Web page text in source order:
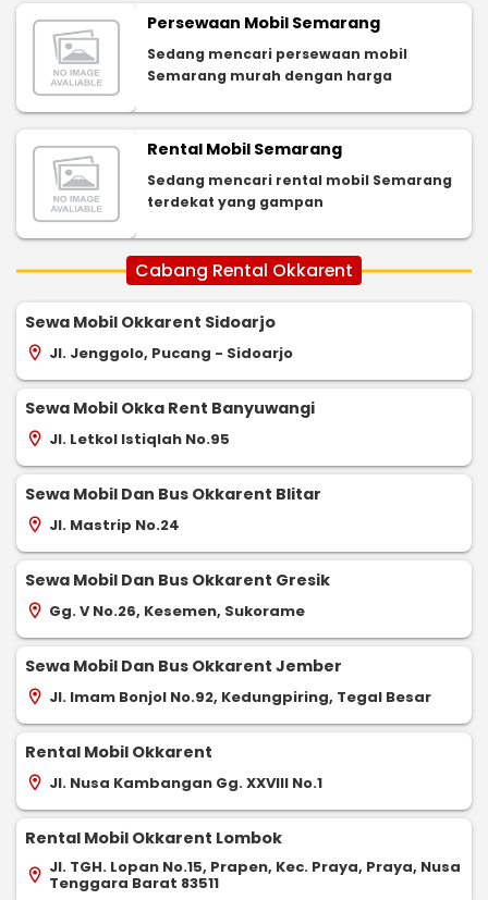
Persewaan Mobil Semarang
Sedang mencari persewaan mobil
Semarang murah dengan harga
Rental Mobil Semarang
Sedang mencari rental mobil Semarang
terdekat yang gampan
Cabang Rental Okkarent
Sewa Mobil Okkarent Sidoarjo
location_on Jl. Jenggolo, Pucang - Sidoarjo
Sewa Mobil Okka Rent Banyuwangi
location_on Jl. Letkol Istiqlah No.95
Sewa Mobil Dan Bus Okkarent Blitar
location_on Jl. Mastrip No.24
Sewa Mobil Dan Bus Okkarent Gresik
location_on Gg. V No.26, Kesemen, Sukorame
Sewa Mobil Dan Bus Okkarent Jember
location_on Jl. Imam Bonjol No.92, Kedungpiring, Tegal Besar
Rental Mobil Okkarent
location_on Jl. Nusa Kambangan Gg. XXVIII No.1
Rental Mobil Okkarent Lombok
location_on Jl. TGH. Lopan No.15, Prapen, Kec. Praya, Praya, Nusa
Tenggara Barat 83511